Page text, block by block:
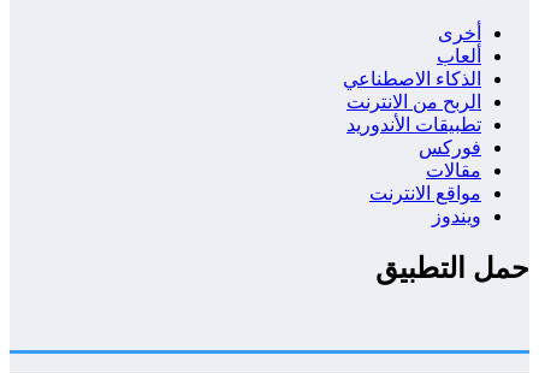
أخرى
ألعاب
الذكاء الاصطناعي
الربح من الانترنت
تطبيقات الأندوريد
فوركس
مقالات
مواقع الانترنت
ويندوز
التطبيق